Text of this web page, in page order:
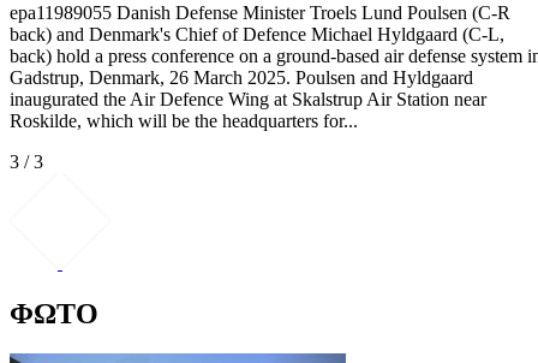
epa11989055 Danish Defense Minister Troels Lund Poulsen (C-R
back) and Denmark's Chief of Defence Michael Hyldgaard (C-L,
back) hold a press conference on a ground-based air defense system
Gadstrup, Denmark, 26 March 2025. Poulsen and Hyldgaard
inaugurated the Air Defence Wing at Skalstrup Air Station near
Roskilde, which will be the headquarters for...
3 / 3
ΦΩΤΟ